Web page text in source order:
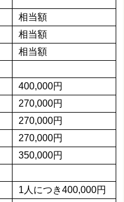
相当額
相当額
相当額
400,000円
270,000円
270,000円
270,000円
350,000円
1人につき400,000円